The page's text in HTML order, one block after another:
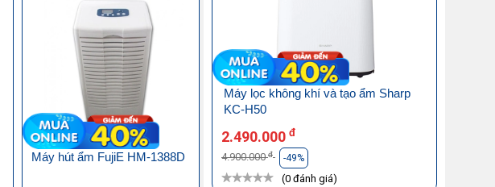
Máy hút ẩm FujiE HM-1388D
Máy lọc không khí và tạo ẩm Sharp
KC-H50
2.490.000 đ
4.900.000đ -49%
(0 đánh giá)